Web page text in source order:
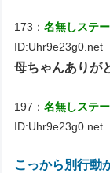
173：名無しステ
ID:Uhr9e23g0.net
母ちゃんありが
197：名無しステ
ID:Uhr9e23g0.net
こっから別行動